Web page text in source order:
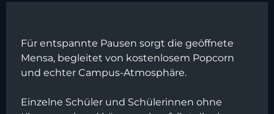
Für entspannte Pausen sorgt die geöffnete
Mensa, begleitet von kostenlosem Popcorn
und echter Campus-Atmosphäre.
Einzelne Schüler und Schülerinnen ohne